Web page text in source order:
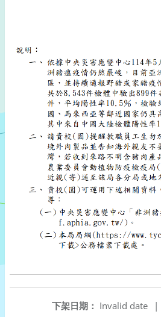
下架日期： Invalid date
|